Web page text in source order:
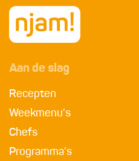
Aan de slag
Recepten
Weekmenu's
Chefs
Programma's